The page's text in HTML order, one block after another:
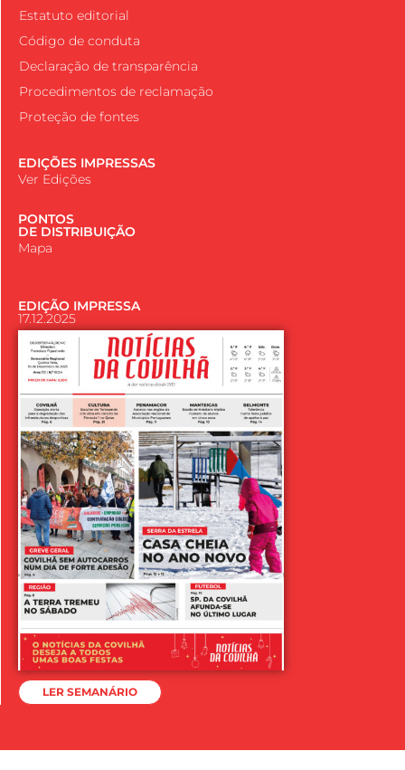
Estatuto editorial
Código de conduta
Declaração de transparência
Procedimentos de reclamação
Proteção de fontes
EDIÇÕES IMPRESSAS
Ver Edições
PONTOS
DE DISTRIBUIÇÃO
Mapa
EDIÇÃO IMPRESSA
17.12.2025
LER SEMANÁRIO